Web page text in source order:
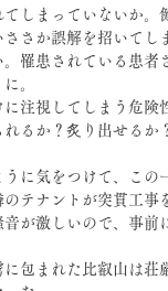
しまっていないか
さか誤解を招いて
罹患されている患
。
注視してしまう危
るか？炙り出せるか
に気をつけて、この
テナントが突貫工事
音が激しいので、事
包まれた比叡山は荘